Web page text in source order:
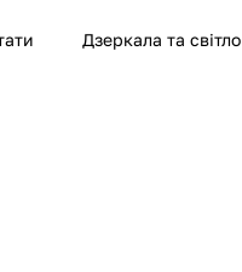
Дзеркала та світло